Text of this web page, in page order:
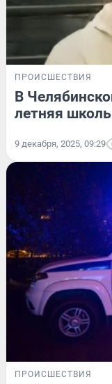
ПРОИСШЕСТВИЯ
В
летняя
9 декабря, 2025, 09:29
ПРОИСШЕСТВИЯ